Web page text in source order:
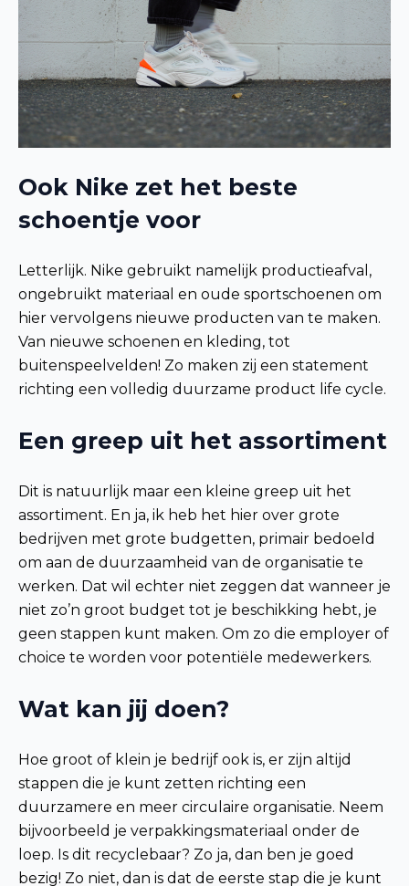
Ook Nike zet het beste
schoentje voor
Letterlijk. Nike gebruikt namelijk productieafval,
ongebruikt materiaal en oude sportschoenen om
hier vervolgens nieuwe producten van te maken.
Van nieuwe schoenen en kleding, tot
buitenspeelvelden! Zo maken zij een statement
richting een volledig duurzame product life cycle.
Een greep uit het assortiment
Dit is natuurlijk maar een kleine greep uit het
assortiment. En ja, ik heb het hier over grote
bedrijven met grote budgetten, primair bedoeld
om aan de duurzaamheid van de organisatie te
werken. Dat wil echter niet zeggen dat wanneer je
niet zo’n groot budget tot je beschikking hebt, je
geen stappen kunt maken. Om zo die employer of
choice te worden voor potentiële medewerkers.
Wat kan jij doen?
Hoe groot of klein je bedrijf ook is, er zijn altijd
stappen die je kunt zetten richting een
duurzamere en meer circulaire organisatie. Neem
bijvoorbeeld je verpakkingsmateriaal onder de
loep. Is dit recyclebaar? Zo ja, dan ben je goed
bezig! Zo niet, dan is dat de eerste stap die je kunt